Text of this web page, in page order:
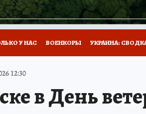
У НАС ВОЕНКОРЫ УКРАИНА:
12:30
в День